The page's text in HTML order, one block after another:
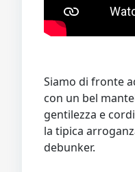
Siamo di fronte
con un bel
gentilezza e
la tipica
debunker.